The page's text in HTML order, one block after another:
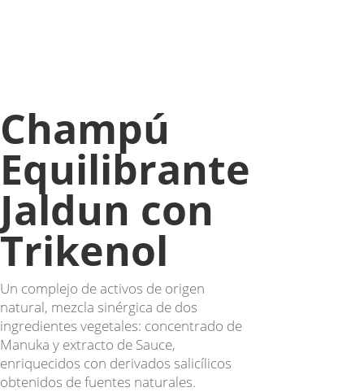
Champú
Equilibrante
Jaldun con
Trikenol
Un complejo de activos de origen
natural, mezcla sinérgica de dos
ingredientes vegetales: concentrado de
Manuka y extracto de Sauce,
enriquecidos con derivados salicílicos
obtenidos de fuentes naturales.